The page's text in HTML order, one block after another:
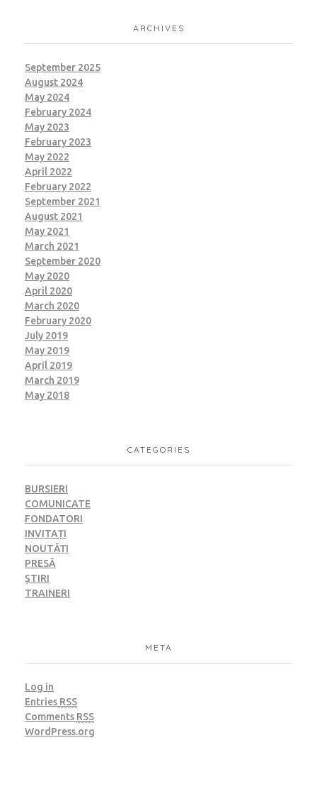
ARCHIVES
September 2025
August 2024
May 2024
February 2024
May 2023
February 2023
May 2022
April 2022
February 2022
September 2021
August 2021
May 2021
March 2021
September 2020
May 2020
April 2020
March 2020
February 2020
July 2019
May 2019
April 2019
March 2019
May 2018
CATEGORIES
BURSIERI
COMUNICATE
FONDATORI
INVITAȚI
NOUTĂȚI
PRESĂ
ȘTIRI
TRAINERI
META
Log in
Entries RSS
Comments RSS
WordPress.org